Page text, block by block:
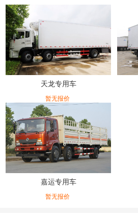
天龙专用车
暂无报价
嘉运专用车
暂无报价